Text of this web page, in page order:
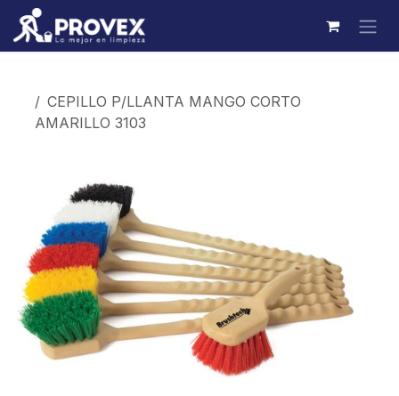
Ir al contenido
CEPILLO P/LLANTA MANGO CORTO
AMARILLO 3103